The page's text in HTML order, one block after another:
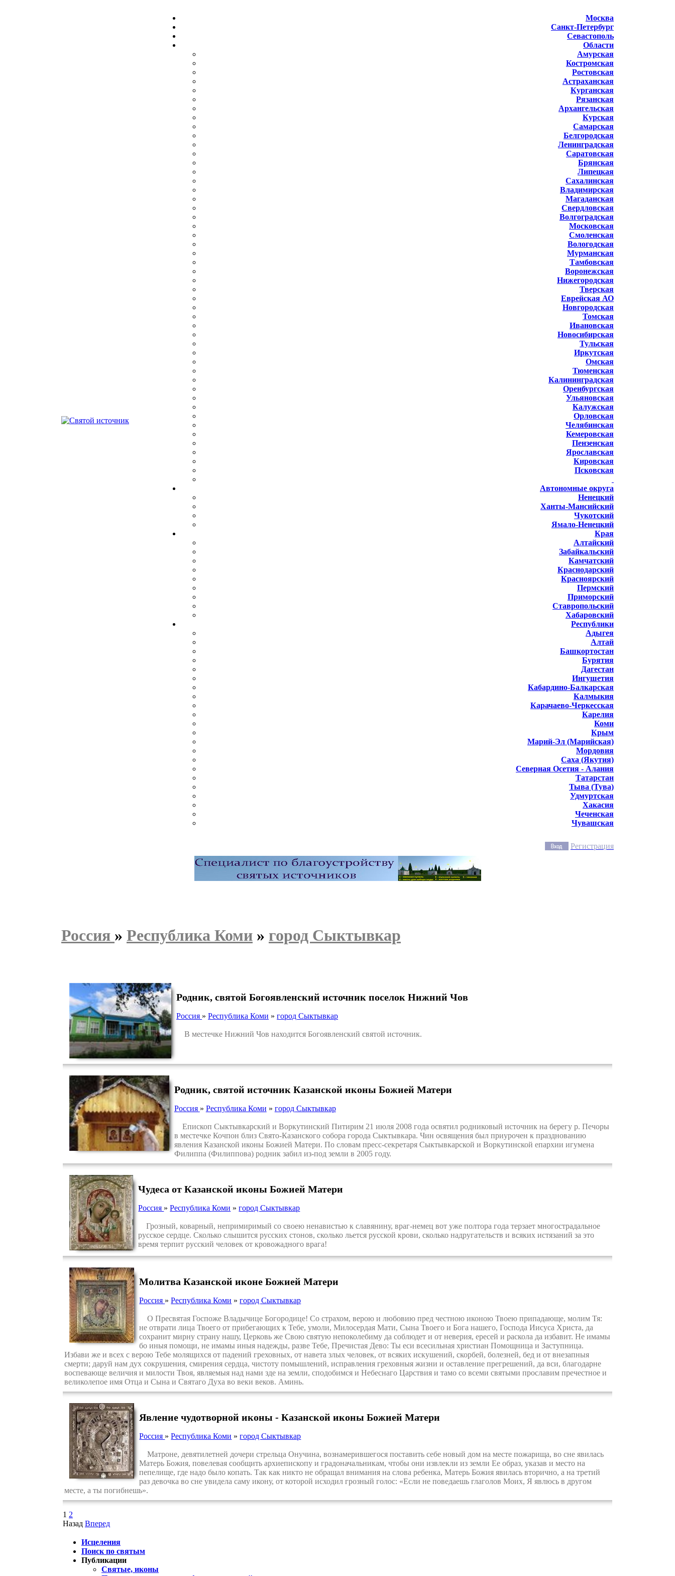
Москва
Санкт-Петербург
Севастополь
Области
Амурская
Костромская
Ростовская
Астраханская
Курганская
Рязанская
Архангельская
Курская
Самарская
Белгородская
Ленинградская
Саратовская
Брянская
Липецкая
Сахалинская
Владимирская
Магаданская
Свердловская
Волгоградская
Московская
Смоленская
Вологодская
Мурманская
Тамбовская
Воронежская
Нижегородская
Тверская
Еврейская АО
Новгородская
Томская
Ивановская
Новосибирская
Тульская
Иркутская
Омская
Тюменская
Калининградская
Оренбургская
Ульяновская
Калужская
Орловская
Челябинская
Кемеровская
Пензенская
Ярославская
Кировская
Псковская
Автономные округа
Ненецкий
Ханты-Мансийский
Чукотский
Ямало-Ненецкий
Края
Алтайский
Забайкальский
Камчатский
Краснодарский
Красноярский
Пермский
Приморский
Ставропольский
Хабаровский
Республики
Адыгея
Алтай
Башкортостан
Бурятия
Дагестан
Ингушетия
Кабардино-Балкарская
Калмыкия
Карачаево-Черкесская
Карелия
Коми
Крым
Марий-Эл (Марийская)
Мордовия
Саха (Якутия)
Северная Осетия - Алания
Татарстан
Тыва (Тува)
Удмуртская
Хакасия
Чеченская
Чувашская
Регистрация
Россия » Республика Коми » город Сыктывкар
Родник, святой Богоявленский источник поселок Нижний Чов
Россия »Республика Коми »город Сыктывкар
В местечке Нижний Чов находится Богоявленский святой источник.
Родник, святой источник Казанской иконы Божией Матери
Россия » Республика Коми » город Сыктывкар
Епископ Сыктывкарский и Воркутинский Питирим 21 июля 2008 года освятил родниковый источник на берегу р. Печоры
в местечке Кочпон близ Свято-Казанского собора города Сыктывкара. Чин освящения был приурочен к празднованию
явления Казанской иконы Божией Матери. По словам пресс-секретаря Сыктывкарской и Воркутинской епархии игумена
Филиппа (Филиппова) родник забил из-под земли в 2005 году.
Чудеса от Казанской иконы Божией Матери
Россия »Республика Коми »город Сыктывкар
Грозный, коварный, непримиримый со своею ненавистью к славянину, враг-немец вот уже полтора года терзает многострадальное
русское сердце. Сколько слышится русских стонов, сколько льется русской крови, сколько надругательств и всяких истязаний за это
время терпит русский человек от кровожадного врага!
Молитва Казанской иконе Божией Матери
Россия »Республика Коми »город Сыктывкар
О Пресвятая Госпоже Владычице Богородице! Со страхом, верою и любовию пред честною иконою Твоею припадающе, молим Тя:
не отврати лица Твоего от прибегающих к Тебе, умоли, Милосердая Мати, Сына Твоего и Бога нашего, Господа Иисуса Христа, да
сохранит мирну страну нашу, Церковь же Свою святую непоколебиму да соблюдет и от неверия, ересей и раскола да избавит. Не имамы
бо иныя помощи, не имамы иныя надежды, разве Тебе, Пречистая Дево: Ты еси всесильная христиан Помощница и Заступница.
Избави же и всех с верою Тебе молящихся от падений греховных, от навета злых человек, от всяких искушений, скорбей, болезней, бед и от внезапныя
смерти; даруй нам дух сокрушения, смирения сердца, чистоту помышлений, исправления греховныя жизни и оставление прегрешений, да вси, благодарне
воспевающе величия и милости Твоя, являемыя над нами зде на земли, сподобимся и Небеснаго Царствия и тамо со всеми святыми прославим пречестное и
великолепое имя Отца и Сына и Святаго Духа во веки веков. Аминь.
Явление чудотворной иконы - Казанской иконы Божией Матери
Россия »Республика Коми »город Сыктывкар
Матроне, девятилетней дочери стрельца Онучина, вознамерившегося поставить себе новый дом на месте пожарища, во сне явилась
Матерь Божия, повелевая сообщить архиепископу и градоначальникам, чтобы они извлекли из земли Ее образ, указав и место на
пепелище, где надо было копать. Так как никто не обращал внимания на слова ребенка, Матерь Божия явилась вторично, а на третий
раз девочка во сне увидела саму икону, от которой исходил грозный голос: «Если не поведаешь глаголов Моих, Я явлюсь в другом
месте, а ты погибнешь».
1 2
Назад Вперед
Исцеления
Поиск по святым
Публикации
Святые, иконы